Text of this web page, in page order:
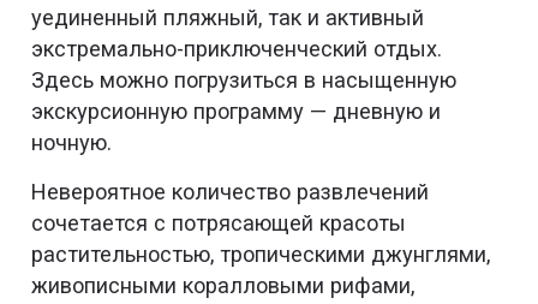
уединенный пляжный, так и активный
экстремально-приключенческий отдых.
Здесь можно погрузиться в насыщенную
экскурсионную программу — дневную и
ночную.
Невероятное количество развлечений
сочетается с потрясающей красоты
растительностью, тропическими джунглями,
живописными коралловыми рифами,